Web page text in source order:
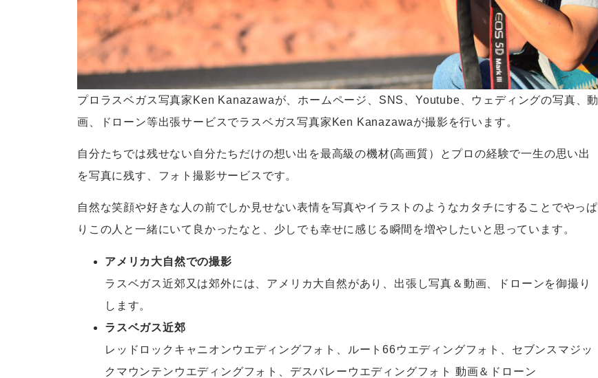
プロラスベガス写真家Ken Kanazawaが、ホームページ、SNS、Youtube、ウェディングの写真、動
画、ドローン等出張サービスでラスベガス写真家Ken Kanazawaが撮影を行います。
自分たちでは残せない自分たちだけの想い出を最高級の機材(高画質）とプロの経験で一生の思い出
を写真に残す、フォト撮影サービスです。
自然な笑顔や好きな人の前でしか見せない表情を写真やイラストのようなカタチにすることでやっぱ
りこの人と一緒にいて良かったなと、少しでも幸せに感じる瞬間を増やしたいと思っています。
アメリカ大自然での撮影
ラスベガス近郊又は郊外には、アメリカ大自然があり、出張し写真＆動画、ドローンを御撮り
します。
ラスベガス近郊
レッドロックキャニオンウエディングフォト、ルート66ウエディングフォト、セブンスマジッ
クマウンテンウエディングフォト、デスバレーウエディングフォト 動画＆ドローン